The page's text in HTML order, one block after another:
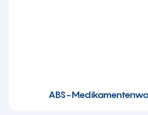
ABS-